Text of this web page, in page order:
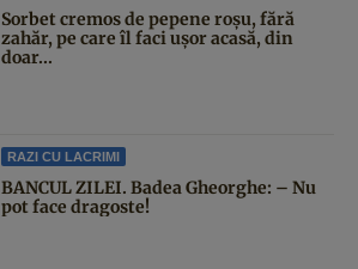
Sorbet cremos de pepene roșu, fără
zahăr, pe care îl faci ușor acasă, din
doar...
RAZI CU LACRIMI
BANCUL ZILEI. Badea Gheorghe: – Nu
pot face dragoste!